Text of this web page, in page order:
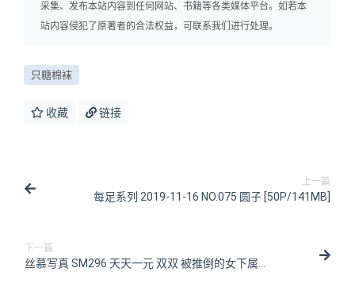
采集、发布本站内容到任何网站、书籍等各类媒体平台。如若本
站内容侵犯了原著者的合法权益，可联系我们进行处理。
只糖棉袜
收藏 链接
上一篇
每足系列 2019-11-16 NO.075 圆子 [50P/141MB]
下一篇
丝慕写真 SM296 天天一元 双双 被推倒的女下属